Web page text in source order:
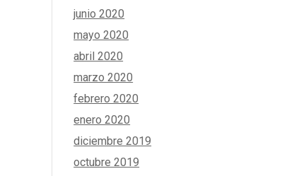
junio 2020
mayo 2020
abril 2020
marzo 2020
febrero 2020
enero 2020
diciembre 2019
octubre 2019